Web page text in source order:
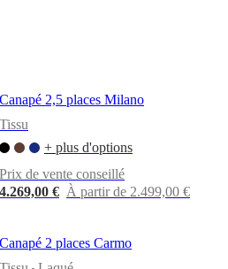
Canapé 2,5 places Milano
Tissu
+ plus d'options
Prix de vente conseillé
4.269,00 € À partir de 2.499,00 €
Canapé 2 places Carmo